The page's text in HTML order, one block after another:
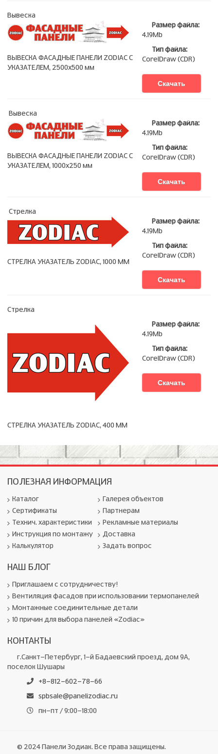
Вывеска
ВЫВЕСКА ФАСАДНЫЕ ПАНЕЛИ ZODIAC С
УКАЗАТЕЛЕМ, 2500х500 мм
Размер файла:
4.19Mb
Тип файла:
CorelDraw (CDR)
Скачать
Вывеска
ВЫВЕСКА ФАСАДНЫЕ ПАНЕЛИ ZODIAC С
УКАЗАТЕЛЕМ, 1000х250 мм
Размер файла:
4.19Mb
Тип файла:
CorelDraw (CDR)
Скачать
Стрелка
СТРЕЛКА УКАЗАТЕЛЬ ZODIAC, 1000 ММ
Размер файла:
4.19Mb
Тип файла:
CorelDraw (CDR)
Скачать
Стрелка
СТРЕЛКА УКАЗАТЕЛЬ ZODIAC, 400 ММ
Размер файла:
4.19Mb
Тип файла:
CorelDraw (CDR)
Скачать
ПОЛЕЗНАЯ ИНФОРМАЦИЯ
Каталог
Сертификаты
Технич. характеристики
Инструкция по монтажу
Калькулятор
Галерея объектов
Партнерам
Рекламные материалы
Доставка
Задать вопрос
НАШ БЛОГ
Приглашаем с сотрудничеству!
Вентиляция фасадов при использовании термопанелей
Монтажные соединительные детали
10 причин для выбора панелей «Zodiac»
КОНТАКТЫ
г.Санкт-Петербург, 1-й Бадаевский проезд, дом 9А,
поселок Шушары
+8-812-602-78-66
spbsale@panelizodiac.ru
пн-пт / 9:00-18:00
© 2024 Панели Зодиак. Все права защищены.